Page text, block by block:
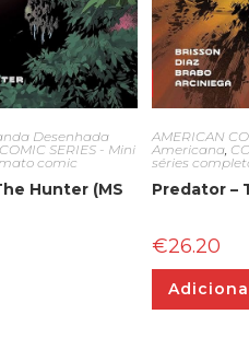
Desenhada
SERIES - Mini
comic
Hunter (MS
AMERICAN
Americana,
séries
Predator –
€26.20